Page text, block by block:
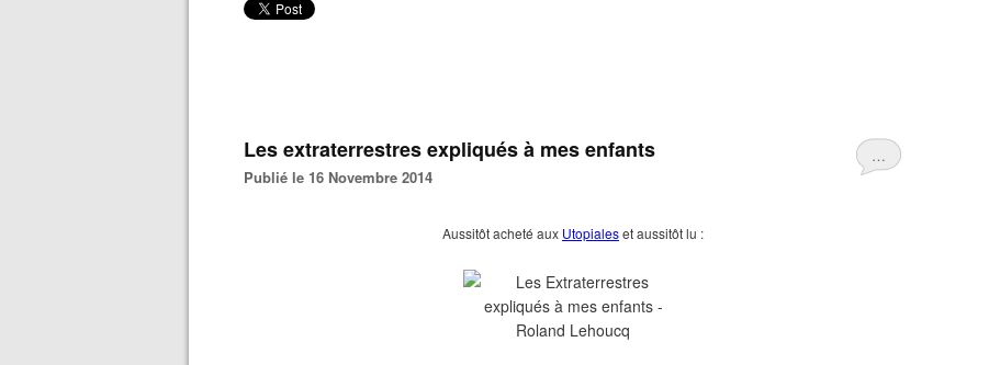
…
Les extraterrestres expliqués à mes enfants
Publié le 16 Novembre 2014
Aussitôt acheté aux Utopialeset aussitôt lu :